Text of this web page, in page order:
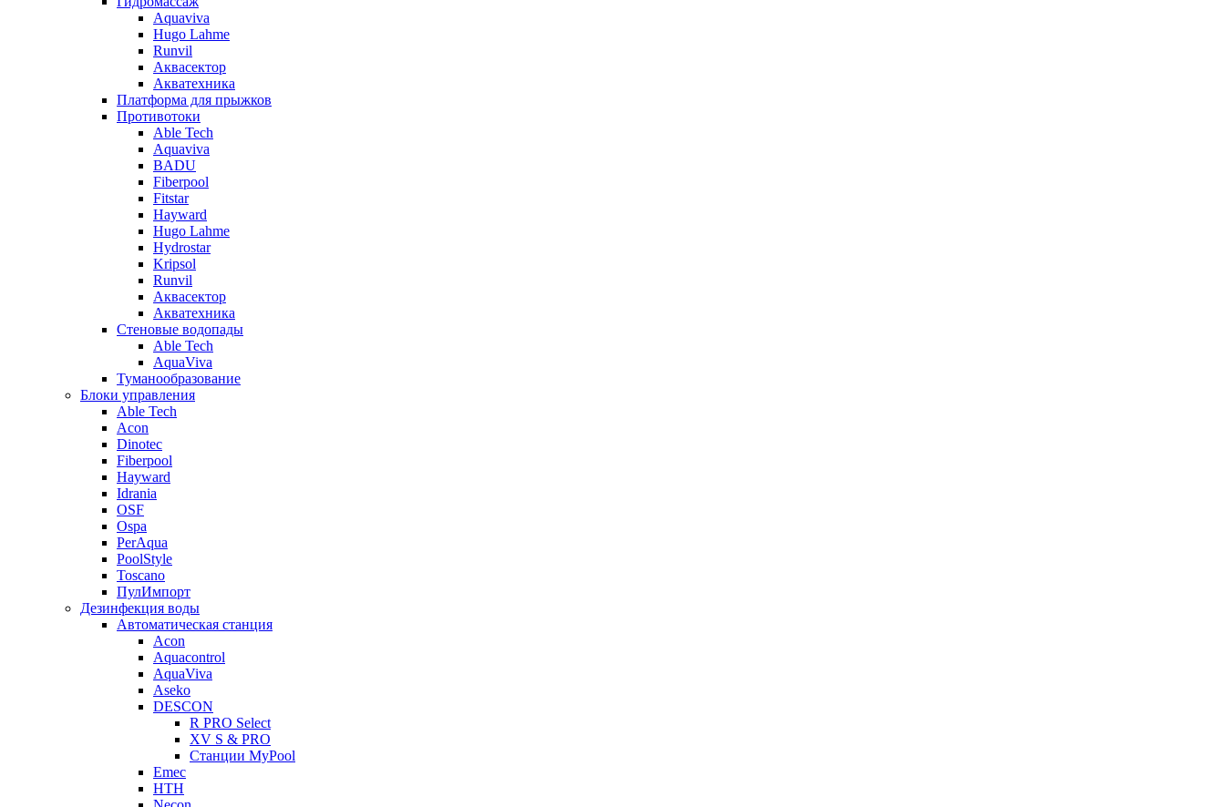
Aquaviva
Hugo Lahme
Runvil
Аквасектор
Акватехника
Платформа для прыжков
Противотоки
Able Tech
Aquaviva
BADU
Fiberpool
Fitstar
Hayward
Hugo Lahme
Hydrostar
Kripsol
Runvil
Аквасектор
Акватехника
Стеновые водопады
Able Tech
AquaViva
Туманообразование
Блоки управления
Able Tech
Acon
Dinotec
Fiberpool
Hayward
Idrania
OSF
Ospa
PerAqua
PoolStyle
Toscano
ПулИмпорт
Дезинфекция воды
Автоматическая станция
Acon
Aquacontrol
AquaViva
Aseko
DESCON
R PRO Select
XV S & PRO
Станции MyPool
Emec
HTH